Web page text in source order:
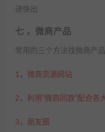
进快出
七 ，微商产品
常用的三个方法找微商产品
1，微商货源网站
2，利用“微商同款”配合各
3，朋友圈